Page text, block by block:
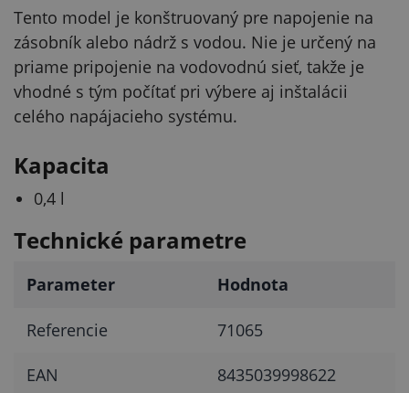
Tento model je konštruovaný pre napojenie na
zásobník alebo nádrž s vodou. Nie je určený na
priame pripojenie na vodovodnú sieť, takže je
vhodné s tým počítať pri výbere aj inštalácii
celého napájacieho systému.
Kapacita
0,4 l
Technické parametre
Parameter Hodnota
Referencie 71065
EAN 8435039998622